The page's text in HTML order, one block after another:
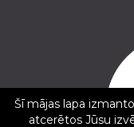
Copyright ©
Mājas
Šī mājas lapa
atcerētos Jūsu